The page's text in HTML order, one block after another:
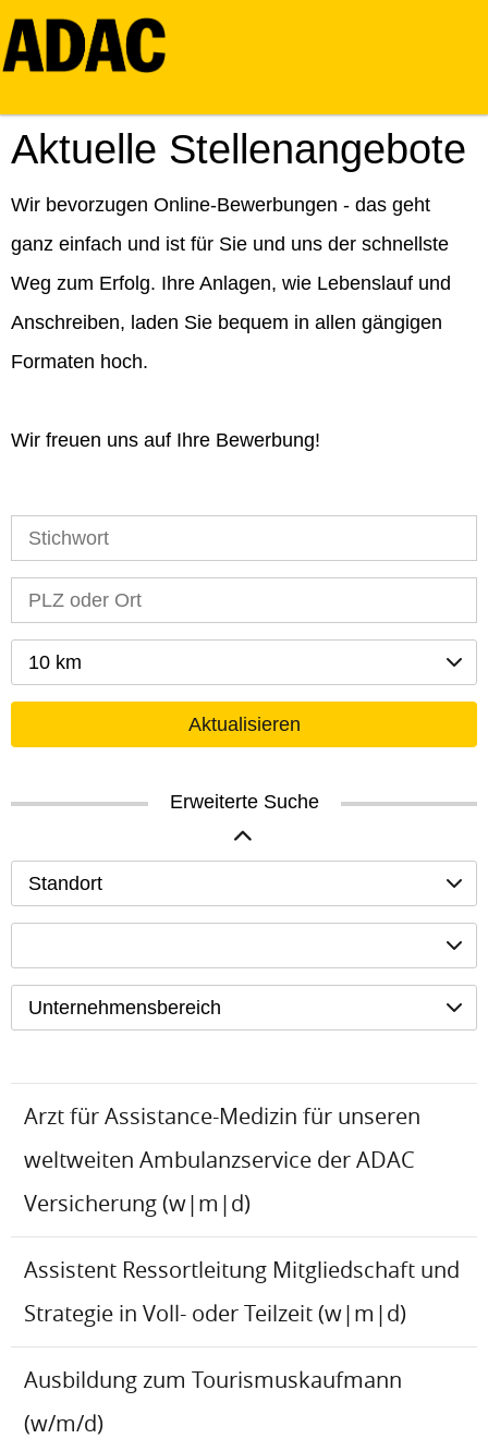
Aktuelle Stellenangebote
Wir bevorzugen Online-Bewerbungen - das geht
ganz einfach und ist für Sie und uns der schnellste
Weg zum Erfolg. Ihre Anlagen, wie Lebenslauf und
Anschreiben, laden Sie bequem in allen gängigen
Formaten hoch.
Wir freuen uns auf Ihre Bewerbung!
10 km
Aktualisieren
Erweiterte Suche
Standort
Unternehmensbereich
Arzt für Assistance-Medizin für unseren
weltweiten Ambulanzservice der ADAC
Versicherung (w|m|d)
Assistent Ressortleitung Mitgliedschaft und
Strategie in Voll- oder Teilzeit (w|m|d)
Ausbildung zum Tourismuskaufmann
(w/m/d)